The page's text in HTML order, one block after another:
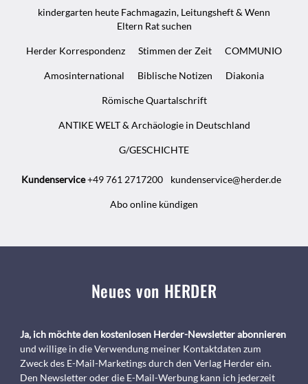
kindergarten heute Fachmagazin, Leitungsheft & Wenn
Eltern Rat suchen
Herder Korrespondenz Stimmen der Zeit COMMUNIO
Amosinternational Biblische Notizen Diakonia
Römische Quartalschrift
ANTIKE WELT & Archäologie in Deutschland
G/GESCHICHTE
Kundenservice+49 761 2717200 kundenservice@herder.de
Abo online kündigen
Neues von HERDER
Ja, ich möchte den kostenlosen Herder-Newsletter abonnieren
und willige in die Verwendung meiner Kontaktdaten zum
Zweck des E-Mail-Marketings durch den Verlag Herder ein.
Den Newsletter oder die E-Mail-Werbung kann ich jederzeit